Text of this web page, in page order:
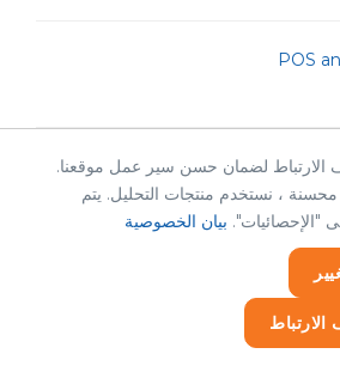
POS
الارتباط لضمان حسن سير عمل موقعنا.
، نستخدم منتجات التحليل. يتم
"الإحصائيات". بيان الخصوصية